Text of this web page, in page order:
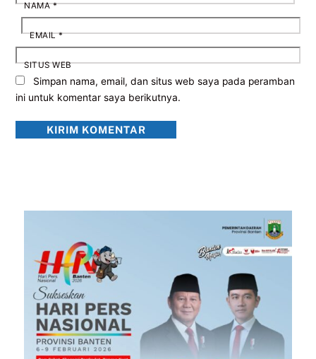
NAMA*
EMAIL*
SITUS WEB
Simpan nama, email, dan situs web saya pada peramban
ini untuk komentar saya berikutnya.